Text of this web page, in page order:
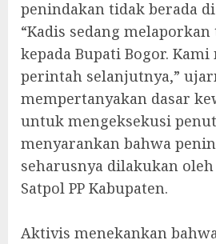
penindakan tidak berada
“Kadis sedang
kepada Bupati Bogor.
perintah selanjutnya,”
mempertanyakan dasar
untuk mengeksekusi
menyarankan bahwa
seharusnya dilakukan
Satpol PP Kabupaten.
‎Aktivis menekankan